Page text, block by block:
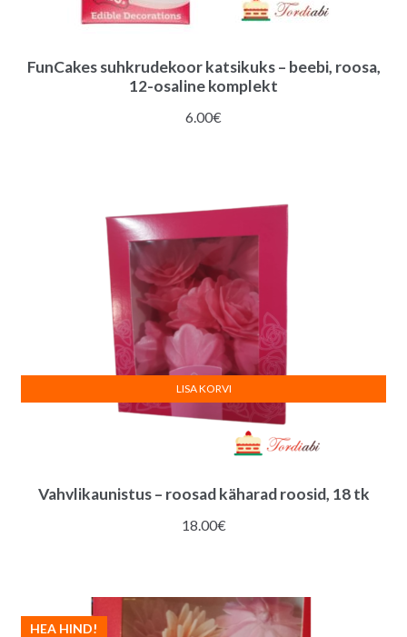
FunCakes suhkrudekoor katsikuks – beebi, roosa,
12-osaline komplekt
6.00€
Vahvlikaunistus – roosad käharad roosid, 18 tk
18.00€
LISA KORVI
HEA HIND!